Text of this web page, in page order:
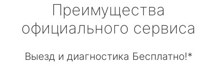
Преимущества
официального сервиса
Выезд и диагностика Бесплатно!*